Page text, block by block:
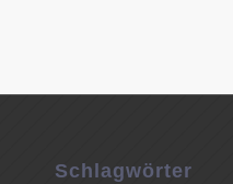
Schlagwörter